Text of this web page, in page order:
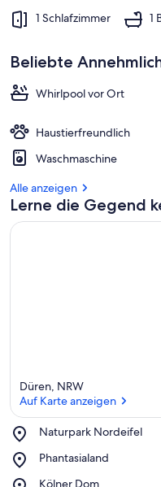
1 Schlafzimmer 1
Beliebte
Whirlpool vor Ort
Haustierfreundlich
Waschmaschine
Alle anzeigen
Lerne die Gegend
Düren, NRW
Auf Karte anzeigen
Naturpark Nordeifel
Place,
Nordeifel
Phantasialand
Place,
Kölner Dom
Place,